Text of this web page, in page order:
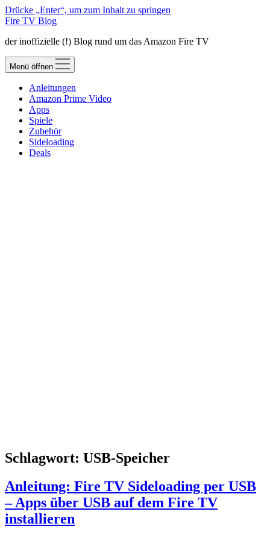
Drücke „Enter“, um zum Inhalt zu springen
Fire TV Blog
der inoffizielle (!) Blog rund um das Amazon Fire TV
Menü öffnen
Anleitungen
Amazon Prime Video
Apps
Spiele
Zubehör
Sideloading
Deals
Schlagwort: USB-Speicher
Anleitung: Fire TV Sideloading per USB
– Apps über USB auf dem Fire TV
installieren